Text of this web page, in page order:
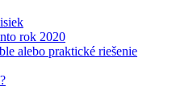
rok 2020
alebo praktické riešenie